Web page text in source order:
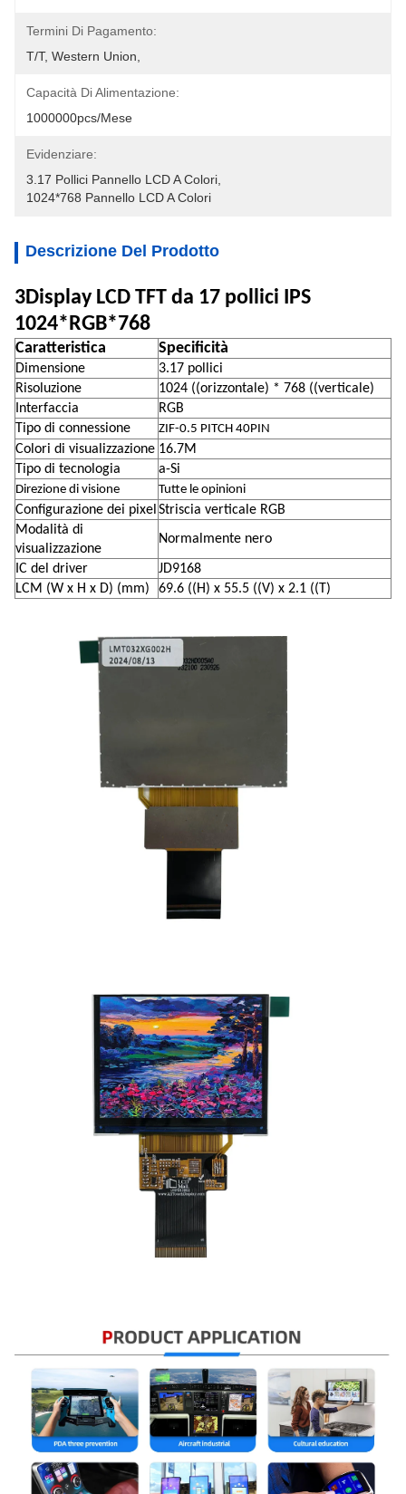
Termini Di Pagamento:
T/T, Western Union,
Capacità Di Alimentazione:
1000000pcs/mese
Evidenziare:
3.17 Pollici Pannello LCD A Colori
1024*768 Pannello LCD A Colori
Descrizione Del Prodotto
3Display LCD TFT da 17 pollici IPS
1024*RGB*768
Caratteristica Specificità
Dimensione
3.17 pollici
Risoluzione
1024 ((orizzontale) * 768 ((verticale)
Interfaccia
RGB
Tipo di connessione
ZIF-0.5 PITCH 40PIN
Colori di visualizzazione 16.7M
Tipo di tecnologia
a-Si
Direzione di visione Tutte le opinioni
Configurazione dei pixel Striscia verticale RGB
Modalità di
visualizzazione
Normalmente nero
IC del driver
JD9168
LCM (W x H x D) (mm)
69.6 ((H) x 55.5 ((V) x 2.1 ((T)